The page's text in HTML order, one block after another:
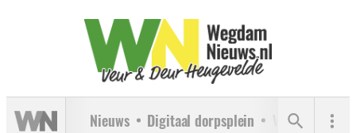
Nieuws Digitaal dorpsplein Verenigingen